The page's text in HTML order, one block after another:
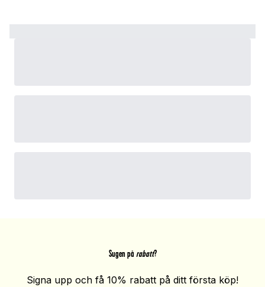
Sugen på rabatt?
Signa upp och få 10% rabatt på ditt första köp!